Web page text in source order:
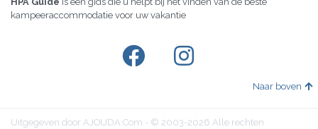
kampeeraccommodatie voor uw vakantie
Naar boven
Uitgegeven door AJOUDA.Com - © 2003-2026 Alle rechten